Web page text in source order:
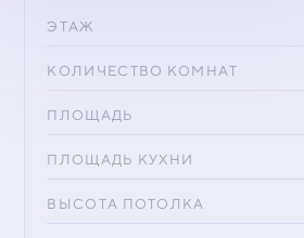
ЭТАЖ
КОЛИЧЕСТВО КОМНАТ
ПЛОЩАДЬ
ПЛОЩАДЬ КУХНИ
ВЫСОТА ПОТОЛКА